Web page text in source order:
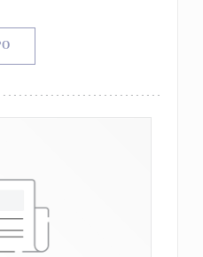
((ΑΝΟΊΓΕΙ ΣΕ ΝΈΟ ΠΑΡΆΘΥΡΟ))